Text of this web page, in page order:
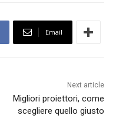
Email
Next article
Migliori proiettori, come
scegliere quello giusto